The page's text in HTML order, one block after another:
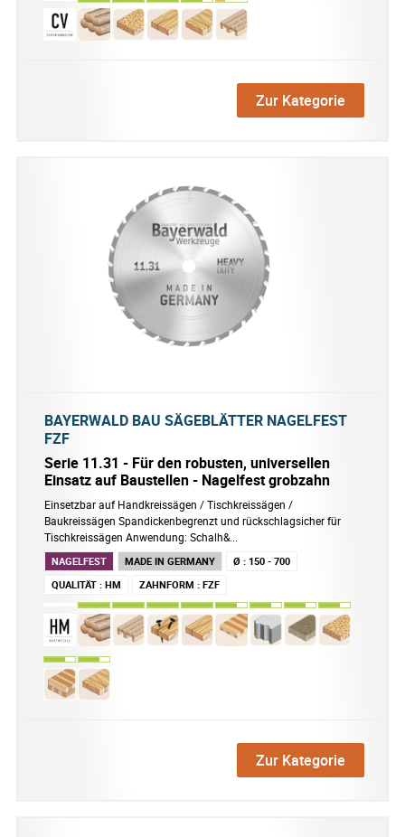
Zur Kategorie
BAYERWALD BAU SÄGEBLÄTTER NAGELFEST
FZF
Serie 11.31 - Für den robusten, universellen
Einsatz auf Baustellen - Nagelfest grobzahn
Einsetzbar auf Handkreissägen / Tischkreissägen /
Baukreissägen Spandickenbegrenzt und rückschlagsicher für
Tischkreissägen Anwendung: Schalh&...
NAGELFEST MADE IN GERMANY Ø : 150 - 700
QUALITÄT : HM ZAHNFORM : FZF
Zur Kategorie